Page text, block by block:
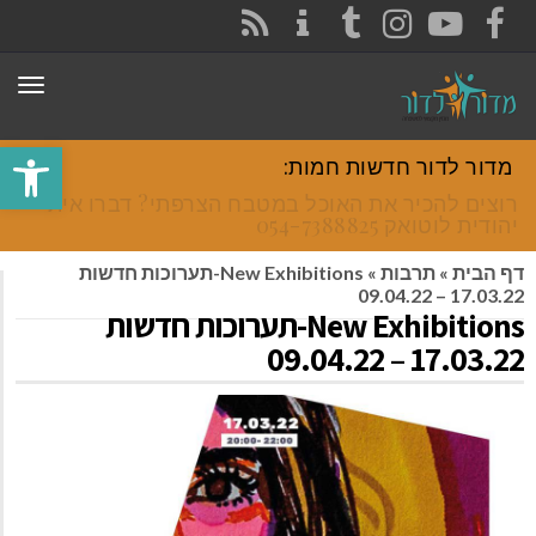
פתח
FACEBOOK
YOUTUBE
INSTAGRAM
TUMBLR
מדור לדור חדשות חמות:
רוצים להכיר את האוכל במטבח הצרפתי? דברו איתי
יהודית לוטואק 054-7388825.
דף הבית » תרבות »
New Exhibitions-תערוכות חדשות
17.03.22 – 09.04.22
New Exhibitions-תערוכות חדשות
17.03.22 – 09.04.22